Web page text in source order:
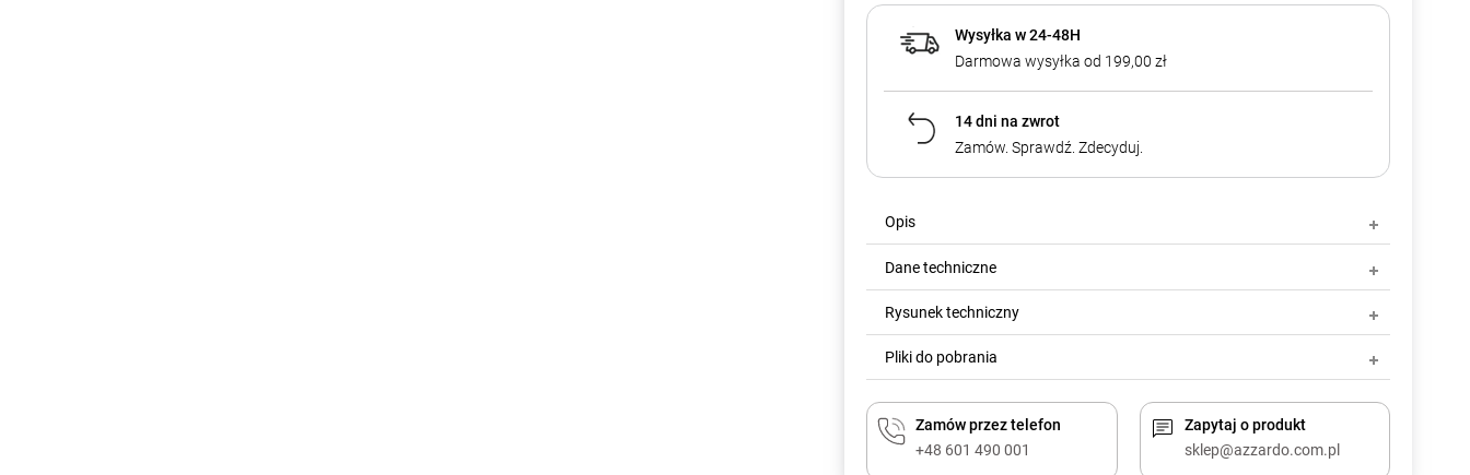
Wysyłka w 24-48H
Darmowa wysyłka od 199,00 zł
14 dni na zwrot
Zamów. Sprawdź. Zdecyduj.
Opis
Dane techniczne
Rysunek techniczny
Pliki do pobrania
Zamów przez telefon
+48 601 490 001
Zapytaj o produkt
sklep@azzardo.com.pl